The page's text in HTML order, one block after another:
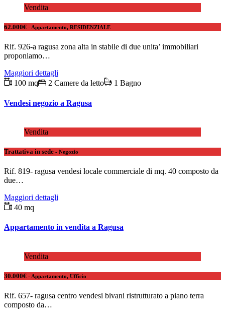
Vendita
62.000€ - Appartamento, RESIDENZIALE
Rif. 926-a ragusa zona alta in stabile di due unita’ immobiliari
proponiamo…
Maggiori dettagli
100 mq
2 Camere da letto 1 Bagno
Vendesi negozio a Ragusa
Vendita
Trattativa in sede - Negozio
Rif. 819- ragusa vendesi locale commerciale di mq. 40 composto da
due…
Maggiori dettagli
40 mq
Appartamento in vendita a Ragusa
Vendita
30.000€ - Appartamento, Ufficio
Rif. 657- ragusa centro vendesi bivani ristrutturato a piano terra
composto da…